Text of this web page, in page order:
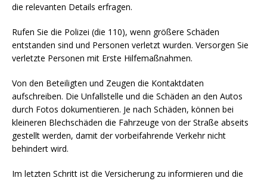
die relevanten Details erfragen.
Rufen Sie die Polizei (die 110), wenn größere Schäden
entstanden sind und Personen verletzt wurden. Versorgen Sie
verletzte Personen mit Erste Hilfemaßnahmen.
Von den Beteiligten und Zeugen die Kontaktdaten
aufschreiben. Die Unfallstelle und die Schäden an den Autos
durch Fotos dokumentieren. Je nach Schäden, können bei
kleineren Blechschäden die Fahrzeuge von der Straße abseits
gestellt werden, damit der vorbeifahrende Verkehr nicht
behindert wird.
Im letzten Schritt ist die Versicherung zu informieren und die